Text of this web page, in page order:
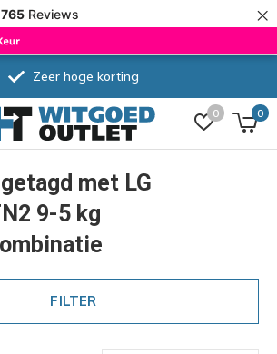
765 Reviews ×
0 0
Zeer hoge korting
met LG
9-5 kg
FILTER